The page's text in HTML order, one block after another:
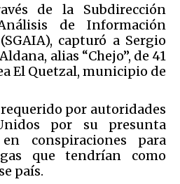
de la Subdirección
de Información
capturó a Sergio
alias “Chejo”, de 41
El Quetzal, municipio de
por autoridades
por su presunta
conspiraciones para
que tendrían como
país.